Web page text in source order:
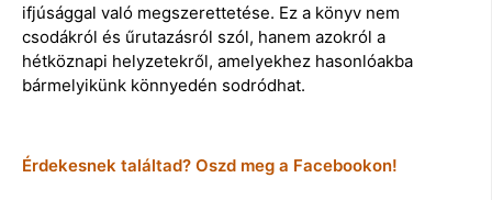
ifjúsággal való megszerettetése. Ez a könyv nem
csodákról és űrutazásról szól, hanem azokról a
hétköznapi helyzetekről, amelyekhez hasonlóakba
bármelyikünk könnyedén sodródhat.
Érdekesnek találtad? Oszd meg a Facebookon!